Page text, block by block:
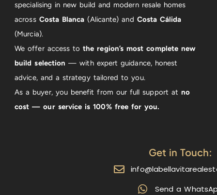
specialising in new build and modern resale homes
across Costa Blanca(Alicante) and Costa Cálida
(Murcia).
We offer access tothe region’s most complete new
build selection — with expert guidance, honest
advice, and a strategy tailored to you.
As a buyer, you benefit from our full support at no
cost — our service is 100% free for you.
Get in Touch:
Send a